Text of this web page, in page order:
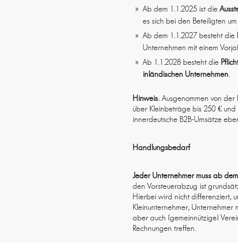
Ab dem 1.1.2025 ist die
es sich bei den Beteiligten
Ab dem 1.1.2027 besteht die
Unternehmen mit einem
Ab 1.1.2028 besteht die
inländischen Unternehmen.
Hinweis: Ausgenommen von der
über Kleinbeträge bis 250 €
innerdeutsche B2B-Umsätze
Handlungsbedarf
Jeder Unternehmer muss ab dem
den Vorsteuerabzug ist
Hierbei wird nicht differenziert,
Kleinunternehmer, Unternehmer
aber auch (gemeinnützige)
Rechnungen treffen.